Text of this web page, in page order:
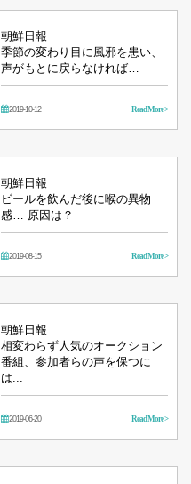
朝鮮日報
季節の変わり目に風邪を患い、
声がもとに戻らなければ…
2019-10-12 Read More >
朝鮮日報
ビールを飲んだ後に喉の異物
感… 原因は？
2019-08-15 Read More >
朝鮮日報
相変わらず人気のオークション
番組、参加者らの声を保つに
は...
2019-06-20 Read More >